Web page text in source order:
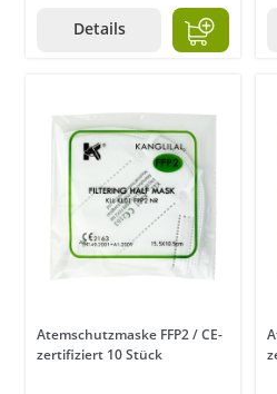
Details
Atemschutzmaske FFP2 / CE-
zertifiziert 10 Stück